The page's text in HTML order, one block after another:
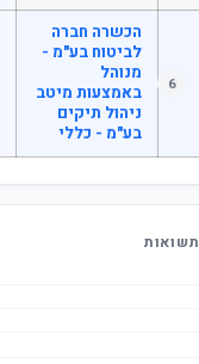
6
הכשרה חברה
לביטוח בע"מ -
מנוהל
באמצעות מיטב
ניהול תיקים
בע"מ - כללי
תשואות